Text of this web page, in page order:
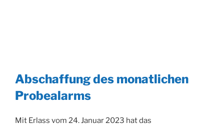
Abschaffung des monatlichen
Probealarms
Mit Erlass vom 24. Januar 2023 hat das